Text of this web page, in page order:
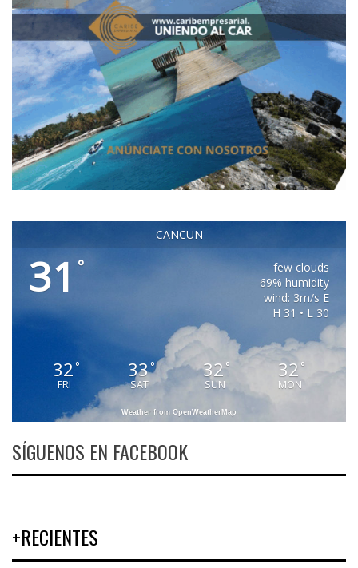
CANCUN
31 °
few clouds
69% humidity
wind: 3m/s E
H 31 • L 30
32°
FRI
33°
SAT
32 °
SUN
32 °
MON
Weather from OpenWeatherMap
SÍGUENOS EN FACEBOOK
+RECIENTES